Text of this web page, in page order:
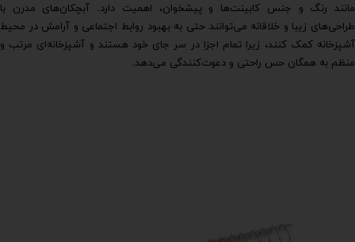
مانند رنگ و جنس کابینت‌ها و پیشخوان، اهمیت دارد. آبچکان‌های مدرن با
طراحی‌های زیبا و خلاقانه می‌توانند حتی به بهبود روابط اجتماعی و آرامش در محیط
آشپزخانه کمک کنند، زیرا تمام اجزا در سر جای خود هستند و آشپزخانه‌ای مرتب و
منظم به همگان حس راحتی و دعوت‌کنندگی می‌دهد.